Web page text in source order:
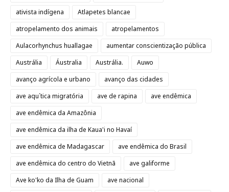
ativista indígena
Atlapetes blancae
atropelamento dos animais
atropelamentos
Aulacorhynchus huallagae
aumentar conscientização pública
Austrália
Áustralia Austrália.
Auwo
avanço agrícola e urbano
avanço das cidades
ave aqu´tica migratória
ave de rapina
ave endêmica
ave endêmica da Amazônia
ave endêmica da ilha de Kaua'i no Havaí
ave endêmica de Madagascar
ave endêmica do Brasil
ave endêmica do centro do Vietnã
ave galiforme
Ave ko'ko da Ilha de Guam
ave nacional